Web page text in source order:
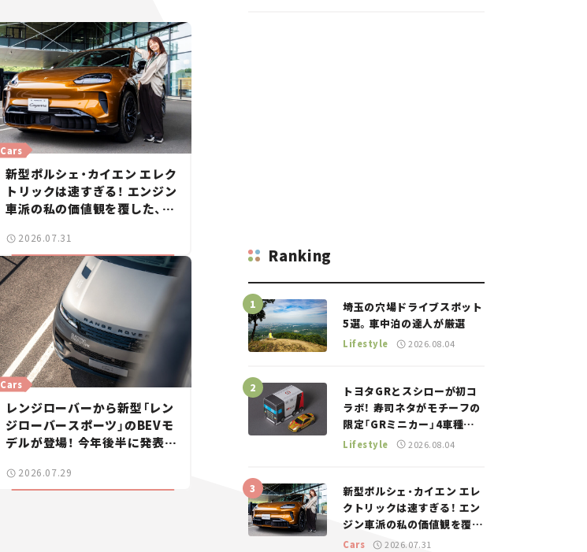
Cars
新型ポルシェ・カイエン エレク
トリックは速すぎる！ エンジン
車派の私の価値観を覆した、新
2026.07.31
Cars
レンジローバーから新型「レン
ジローバースポーツ」のBEVモ
デルが登場！ 今年後半に発表へ
2026.07.29
Ranking
埼玉の穴場ドライブスポット
5選。車中泊の達人が厳選
Lifestyle 2026.08.04
トヨタGRとスシローが初コ
ラボ！ 寿司ネタがモチーフの
限定「GRミニカー」4車種が
登場。入手方法は？【クルマ
Lifestyle 2026.08.04
新型ポルシェ・カイエン エレ
クトリックは速すぎる！ エン
ジン車派の私の価値観を覆し
た、新しいポルシェの走り。
Cars 2026.07.31